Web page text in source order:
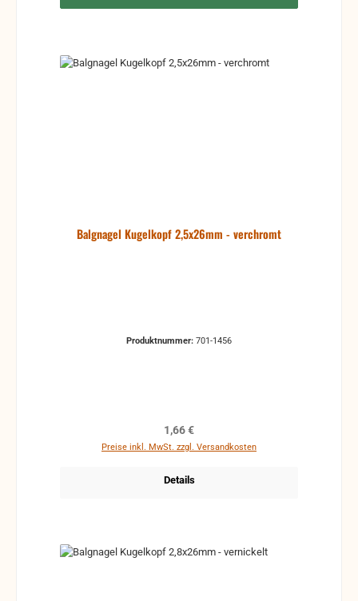
Balgnagel Kugelkopf 2,5x26mm - verchromt
Produktnummer: 701-1456
Regulärer Preis:
1,66 €
Preise inkl. MwSt. zzgl. Versandkosten
Details